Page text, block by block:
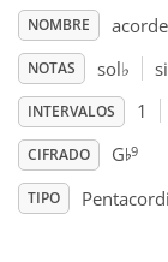
English
Français
NOMBRE
NOTAS sol♭ si
INTERVALOS 1
CIFRADO G♭9
TIPO